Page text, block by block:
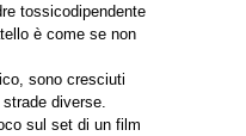
tossicodipendente
è come se non
sono cresciuti
diverse.
sul set di un film